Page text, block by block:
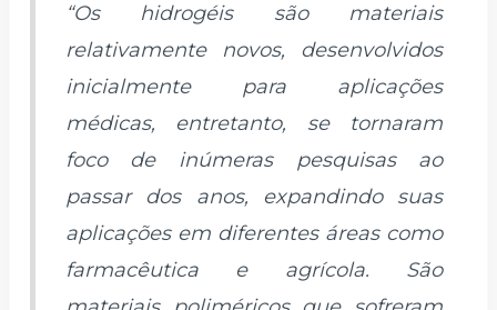
“Os hidrogéis são materiais
relativamente novos, desenvolvidos
inicialmente para aplicações
médicas, entretanto, se tornaram
foco de inúmeras pesquisas ao
passar dos anos, expandindo suas
aplicações em diferentes áreas como
farmacêutica e agrícola. São